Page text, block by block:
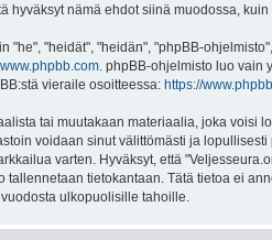
nämä ehdot siinä muodossa, kuin
"heidät", "heidän", "phpBB-
www.phpbb.com . phpBB-ohjelmisto luo
vieraile osoitteessa: https://
tai muutakaan materiaalia, joka
voidaan sinut välittömästi ja
varten. Hyväksyt, että
tietokantaan. Tätä tietoa ei
ulkopuolisille tahoille.